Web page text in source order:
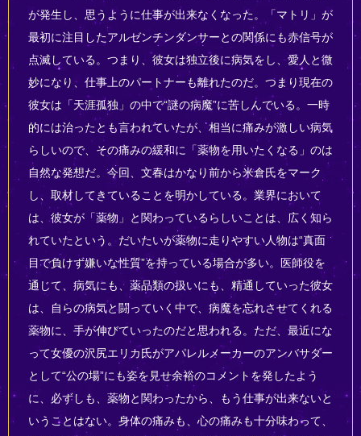
が発生し、思うように仕事が出来なくなった。「マトリ」が
最初に注目したアルゼンチンダンサーとの関係にも赤信号が
点滅している。つまり、彼女は独立後に病気をし、愛人と微
妙になり、仕事上のパートナーも離れたのだ。つまり現在の
彼女は「天涯孤独」の中で“謎の病魔”に苦しんでいる。一時
的には治ったとも言われていたが、相当に痛みが激しい病気
らしいので、その痛みの緩和に「薬物を用いたくなる」のは
自然な発想だ。今回、文春はかなり前から米倉氏をマーク
し、取材してきていることを明かしている。業界において
は、彼女が「薬物」と関わっているらしいことは、広く知ら
れていたという。だいたいが薬物に走りやすい人物は“真面
目で負けず嫌いな性質”を持っている場合が多い。医師役を
通じて、病気にも、薬品類の扱いにも、精通していった彼女
は、自らの病気と闘っていく中で、病魔を忘れさせてくれる
薬物に、手が伸びていったのだと思われる。ただ、最近にな
って女優の沢尻エリカ氏がアパレルメーカーのアンバサダー
として“公の場”にも姿を見せ余裕のコメントを発したよう
に、必ずしも、薬物と関わったから、もう仕事が出来ないと
いうことはない。身体の痛みも、心の痛みも十分味わって、